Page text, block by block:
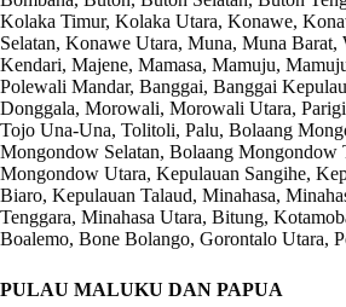
Kolaka Timur, Kolaka Utara, Konawe,
Selatan, Konawe Utara, Muna, Muna Barat,
Kendari, Majene, Mamasa, Mamuju,
Polewali Mandar, Banggai, Banggai
Donggala, Morowali, Morowali Utara,
Tojo Una-Una, Tolitoli, Palu, Bolaang
Mongondow Selatan, Bolaang Mongondow
Mongondow Utara, Kepulauan Sangihe,
Biaro, Kepulauan Talaud, Minahasa,
Tenggara, Minahasa Utara, Bitung,
Boalemo, Bone Bolango, Gorontalo Utara,
PULAU MALUKU DAN PAPUA